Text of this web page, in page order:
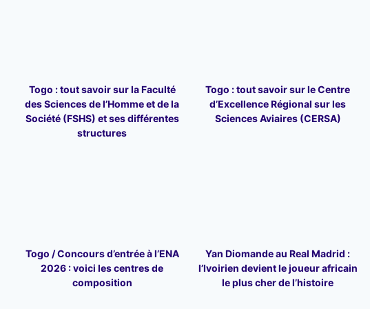
Togo : tout savoir sur la Faculté
des Sciences de l’Homme et de la
Société (FSHS) et ses différentes
structures
Togo : tout savoir sur le Centre
d’Excellence Régional sur les
Sciences Aviaires (CERSA)
Togo / Concours d’entrée à l’ENA
2026 : voici les centres de
composition
Yan Diomande au Real Madrid :
l’Ivoirien devient le joueur africain
le plus cher de l’histoire